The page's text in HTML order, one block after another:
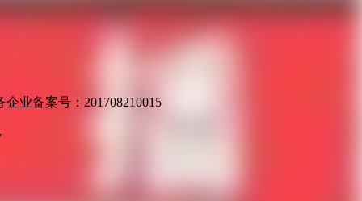
业备案号：201708210015